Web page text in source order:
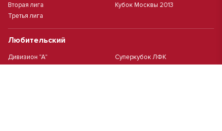
Вторая лига
Третья лига
Кубок Москвы 2013
Любительский
Дивизион "А"
Суперкубок ЛФК